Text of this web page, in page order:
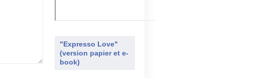
"Expresso Love"
(version papier et e-
book)